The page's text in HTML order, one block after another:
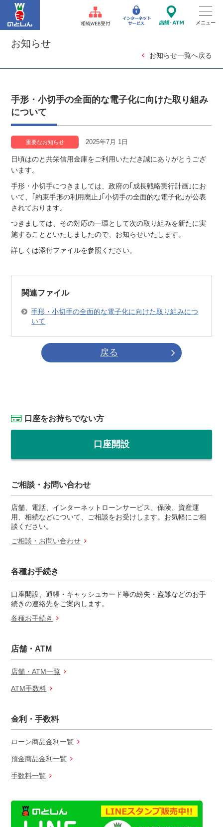
お知らせ
お知らせ一覧へ戻る
手形・小切手の全面的な電子化に向けた取り組み
について
重要なお知らせ 2025年7月 1日
日頃はのと共栄信用金庫をご利用いただき誠にありがとうござ
います。
手形・小切手につきましては、政府の｢成長戦略実行計画｣にお
いて、｢約束手形の利用廃止｣｢小切手の全面的な電子化｣が公表
されております。
つきましては、その対応の一環として次の取り組みを新たに実
施することといたしましたので、お知らせいたします。
詳しくは添付ファイルを参照ください。
関連ファイル
手形・小切手の全面的な電子化に向けた取り組みにつ
いて
戻る
口座をお持ちでない方
口座開設
ご相談・お問い合わせ
店舗、電話、インターネットローンサービス、保険、資産運
用、相続などについて、ご相談をお受けします。お気軽にご相
談ください。
ご相談・お問い合わせ
各種お手続き
口座開設、通帳・キャッシュカード等の紛失・盗難などのお手
続きの連絡先をご案内します。
各種お手続き
店舗・ATM
店舗・ATM一覧
ATM手数料
金利・手数料
ローン商品金利一覧
預金商品金利一覧
手数料一覧